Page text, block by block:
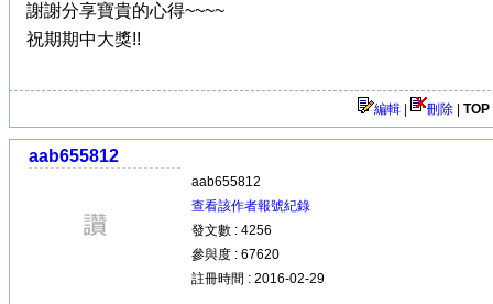
謝謝分享寶貴的心得~~~~
祝期期中大獎!!
編輯 | 刪除 TOP
aab655812
aab655812
查看該作者報號紀錄
發文數 : 4256
參與度 : 67620
註冊時間 : 2016-02-29